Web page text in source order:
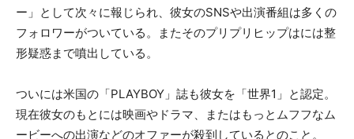
ー」として次々に報じられ、彼女のSNSや出演番組は多くの
フォロワーがついている。またそのプリプリヒップはには整
形疑惑まで噴出している。
ついには米国の「PLAYBOY」誌も彼女を「世界1」と認定。
現在彼女のもとには映画やドラマ、またはもっとムフフなム
ービーへの出演などのオファーが殺到しているとのこと。